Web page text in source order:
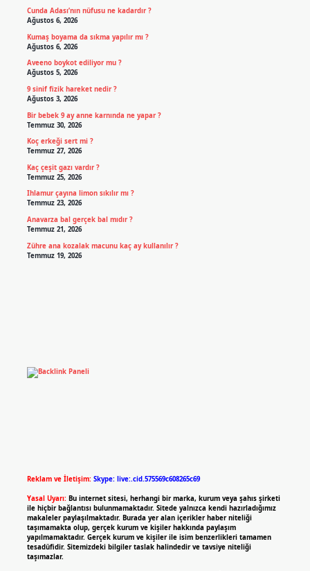
Cunda Adası’nın nüfusu ne kadardır ?
Ağustos 6, 2026
Kumaş boyama da sıkma yapılır mı ?
Ağustos 6, 2026
Aveeno boykot ediliyor mu ?
Ağustos 5, 2026
9 sinif fizik hareket nedir ?
Ağustos 3, 2026
Bir bebek 9 ay anne karnında ne yapar ?
Temmuz 30, 2026
Koç erkeği sert mi ?
Temmuz 27, 2026
Kaç çeşit gazı vardır ?
Temmuz 25, 2026
Ihlamur çayına limon sıkılır mı ?
Temmuz 23, 2026
Anavarza bal gerçek bal mıdır ?
Temmuz 21, 2026
Zühre ana kozalak macunu kaç ay kullanılır ?
Temmuz 19, 2026
Reklam ve İletişim: Skype: live:.cid.575569c608265c69
Yasal Uyarı: Bu internet sitesi, herhangi bir marka, kurum veya şahıs şirketi
ile hiçbir bağlantısı bulunmamaktadır. Sitede yalnızca kendi hazırladığımız
makaleler paylaşılmaktadır. Burada yer alan içerikler haber niteliği
taşımamakta olup, gerçek kurum ve kişiler hakkında paylaşım
yapılmamaktadır. Gerçek kurum ve kişiler ile isim benzerlikleri tamamen
tesadüfidir. Sitemizdeki bilgiler taslak halindedir ve tavsiye niteliği
taşımazlar.